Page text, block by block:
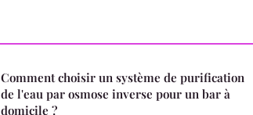
Comment choisir un système de purification
de l'eau par osmose inverse pour un bar à
domicile ?